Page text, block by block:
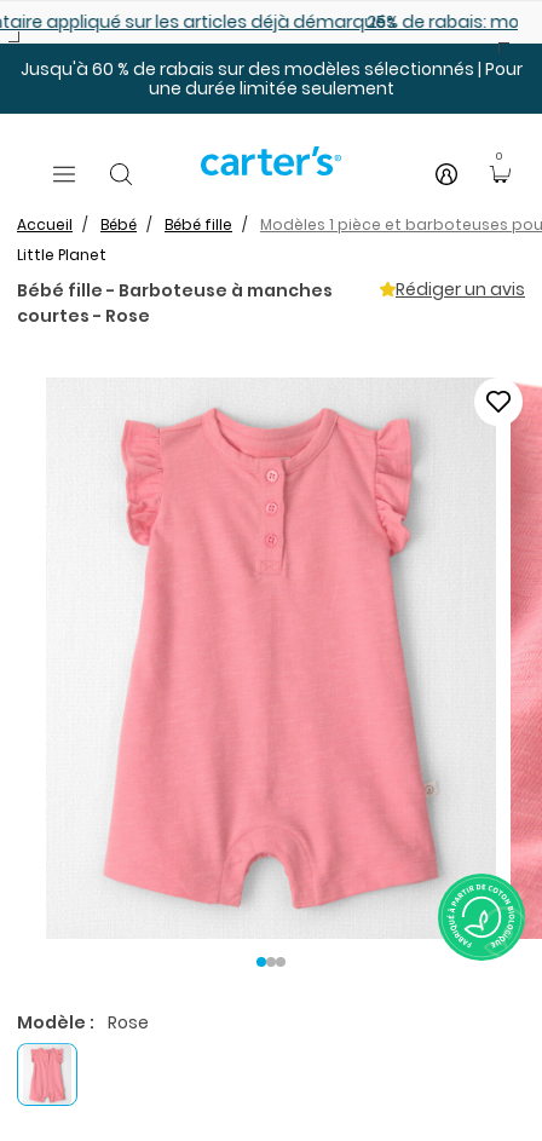
démarqués25% de rabais: modèles pour bébé
Jusqu'à 60 % de rabais sur des modèles sélectionnés | Pour
une durée limitée seulement
0
Accueil Bébé Bébé fille
Modèles 1 pièce et barboteuses
Little Planet
Bébé fille - Barboteuse à manches
courtes - Rose
Rédiger un avis
Modèle : Rose